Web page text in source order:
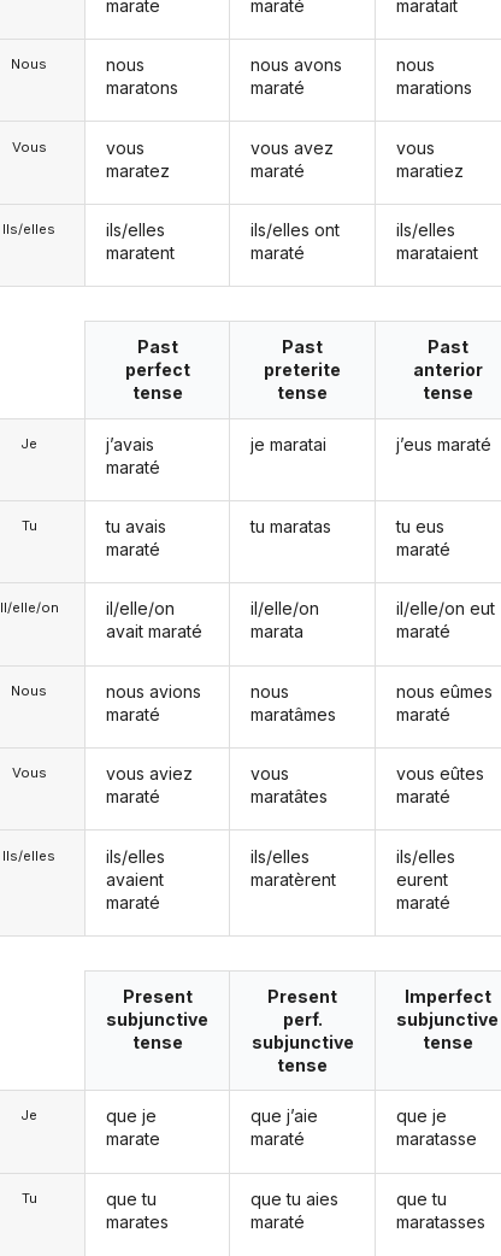
Nous
Vous
Ils/elles
marate
nous
maratons
vous
maratez
ils/elles
maratent
maraté
nous avons
maraté
vous avez
maraté
ils/elles ont
maraté
maratait
nous
marations
vous
maratiez
ils/elles
marataient
Je
Tu
Il/elle/on
Nous
Vous
Ils/elles
Past
perfect
tense
j’avais
maraté
tu avais
maraté
il/elle/on
avait maraté
nous avions
maraté
vous aviez
maraté
ils/elles
avaient
maraté
Past
preterite
tense
je maratai
tu maratas
il/elle/on
marata
nous
maratâmes
vous
maratâtes
ils/elles
maratèrent
Past
anterior
tense
j’eus maraté
tu eus
maraté
il/elle/on eut
maraté
nous eûmes
maraté
vous eûtes
maraté
ils/elles
eurent
maraté
Je
Tu
Present
subjunctive
tense
que je
marate
que tu
marates
Present
perf.
subjunctive
tense
que j’aie
maraté
que tu aies
maraté
Imperfect
subjunctive
tense
que je
maratasse
que tu
maratasses